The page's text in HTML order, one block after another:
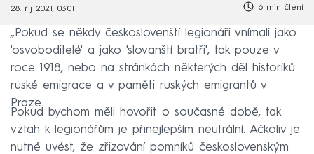
28. říj 2021, 03:01 6 min čtení
„Pokud se někdy českoslovenští legionáři vnímali jako
'osvoboditelé' a jako 'slovanští bratři', tak pouze v
roce 1918, nebo na stránkách některých děl historiků
ruské emigrace a v paměti ruských emigrantů v
Praze.
Pokud bychom měli hovořit o současné době, tak
vztah k legionářům je přinejlepším neutrální. Ačkoliv je
nutné uvést, že zřizování pomníků československým